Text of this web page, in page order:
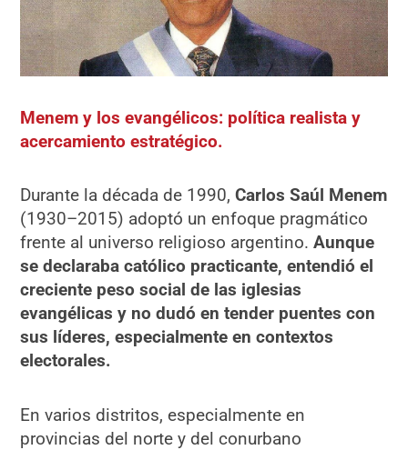
Menem y los evangélicos: política realista y
acercamiento estratégico.
Durante la década de 1990,Carlos Saúl Menem
(1930–2015) adoptó un enfoque pragmático
frente al universo religioso argentino.Aunque
se declaraba católico practicante, entendió el
creciente peso social de las iglesias
evangélicas y no dudó en tender puentes con
sus líderes, especialmente en contextos
electorales.
En varios distritos, especialmente en
provincias del norte y del conurbano